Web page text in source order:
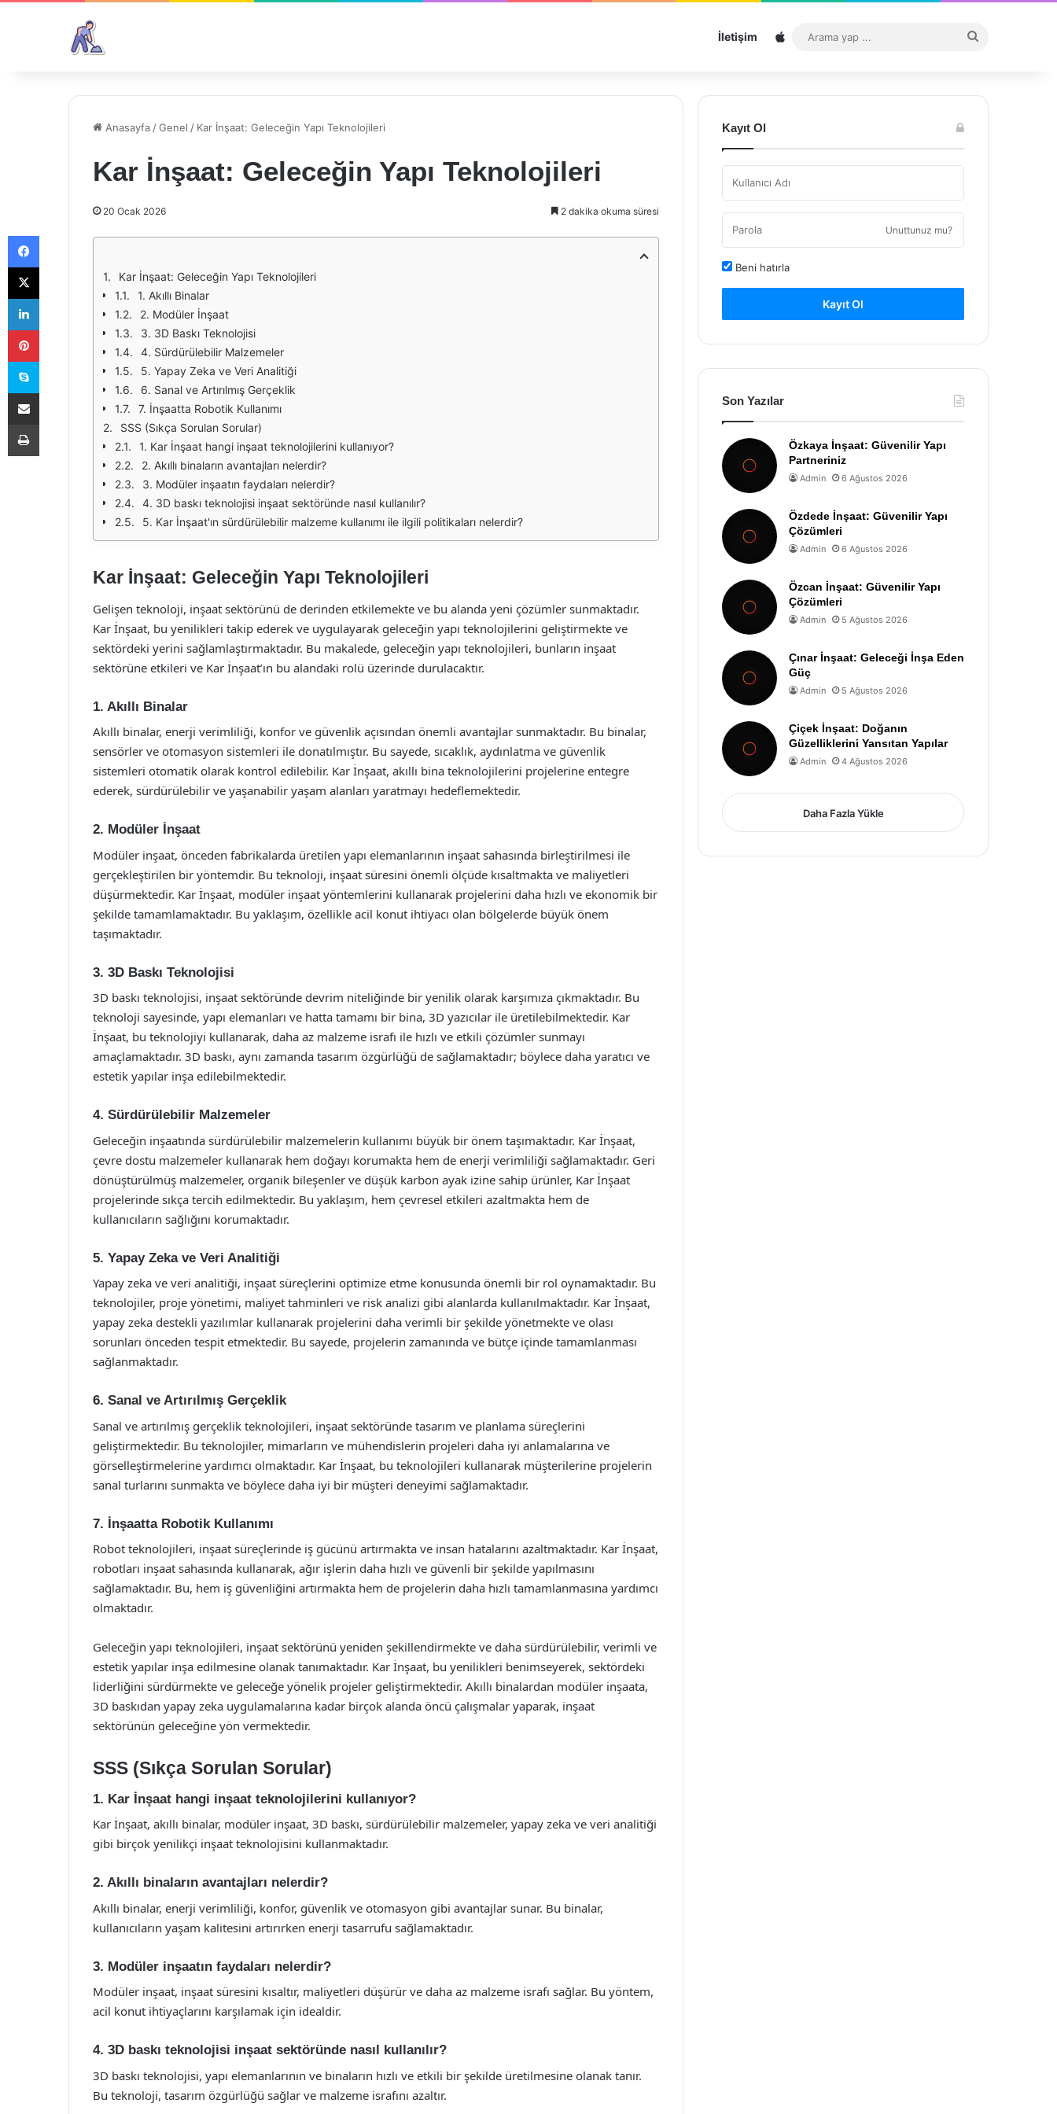
İletişim Sitemap
...
Anasayfa /Genel / Kar İnşaat: Geleceğin Yapı Teknolojileri
Kar İnşaat: Geleceğin Yapı Teknolojileri
20 Ocak 2026 2 dakika okuma süresi
Kar İnşaat: Geleceğin Yapı Teknolojileri
1. Akıllı Binalar
2. Modüler İnşaat
3. 3D Baskı Teknolojisi
4. Sürdürülebilir Malzemeler
5. Yapay Zeka ve Veri Analitiği
6. Sanal ve Artırılmış Gerçeklik
7. İnşaatta Robotik Kullanımı
SSS (Sıkça Sorulan Sorular)
1. Kar İnşaat hangi inşaat teknolojilerini kullanıyor?
2. Akıllı binaların avantajları nelerdir?
3. Modüler inşaatın faydaları nelerdir?
4. 3D baskı teknolojisi inşaat sektöründe nasıl kullanılır?
5. Kar İnşaat'ın sürdürülebilir malzeme kullanımı ile ilgili politikaları nelerdir?
Kar İnşaat: Geleceğin Yapı Teknolojileri
Gelişen teknoloji, inşaat sektörünü de derinden etkilemekte ve bu alanda yeni çözümler sunmaktadır.
Kar İnşaat, bu yenilikleri takip ederek ve uygulayarak geleceğin yapı teknolojilerini geliştirmekte ve
sektördeki yerini sağlamlaştırmaktadır. Bu makalede, geleceğin yapı teknolojileri, bunların inşaat
sektörüne etkileri ve Kar İnşaat’ın bu alandaki rolü üzerinde durulacaktır.
1. Akıllı Binalar
Akıllı binalar, enerji verimliliği, konfor ve güvenlik açısından önemli avantajlar sunmaktadır. Bu binalar,
sensörler ve otomasyon sistemleri ile donatılmıştır. Bu sayede, sıcaklık, aydınlatma ve güvenlik
sistemleri otomatik olarak kontrol edilebilir. Kar İnşaat, akıllı bina teknolojilerini projelerine entegre
ederek, sürdürülebilir ve yaşanabilir yaşam alanları yaratmayı hedeflemektedir.
2. Modüler İnşaat
Modüler inşaat, önceden fabrikalarda üretilen yapı elemanlarının inşaat sahasında birleştirilmesi ile
gerçekleştirilen bir yöntemdir. Bu teknoloji, inşaat süresini önemli ölçüde kısaltmakta ve maliyetleri
düşürmektedir. Kar İnşaat, modüler inşaat yöntemlerini kullanarak projelerini daha hızlı ve ekonomik bir
şekilde tamamlamaktadır. Bu yaklaşım, özellikle acil konut ihtiyacı olan bölgelerde büyük önem
taşımaktadır.
3. 3D Baskı Teknolojisi
3D baskı teknolojisi, inşaat sektöründe devrim niteliğinde bir yenilik olarak karşımıza çıkmaktadır. Bu
teknoloji sayesinde, yapı elemanları ve hatta tamamı bir bina, 3D yazıcılar ile üretilebilmektedir. Kar
İnşaat, bu teknolojiyi kullanarak, daha az malzeme israfı ile hızlı ve etkili çözümler sunmayı
amaçlamaktadır. 3D baskı, aynı zamanda tasarım özgürlüğü de sağlamaktadır; böylece daha yaratıcı ve
estetik yapılar inşa edilebilmektedir.
4. Sürdürülebilir Malzemeler
Geleceğin inşaatında sürdürülebilir malzemelerin kullanımı büyük bir önem taşımaktadır. Kar İnşaat,
çevre dostu malzemeler kullanarak hem doğayı korumakta hem de enerji verimliliği sağlamaktadır. Geri
dönüştürülmüş malzemeler, organik bileşenler ve düşük karbon ayak izine sahip ürünler, Kar İnşaat
projelerinde sıkça tercih edilmektedir. Bu yaklaşım, hem çevresel etkileri azaltmakta hem de
kullanıcıların sağlığını korumaktadır.
5. Yapay Zeka ve Veri Analitiği
Yapay zeka ve veri analitiği, inşaat süreçlerini optimize etme konusunda önemli bir rol oynamaktadır. Bu
teknolojiler, proje yönetimi, maliyet tahminleri ve risk analizi gibi alanlarda kullanılmaktadır. Kar İnşaat,
yapay zeka destekli yazılımlar kullanarak projelerini daha verimli bir şekilde yönetmekte ve olası
sorunları önceden tespit etmektedir. Bu sayede, projelerin zamanında ve bütçe içinde tamamlanması
sağlanmaktadır.
6. Sanal ve Artırılmış Gerçeklik
Sanal ve artırılmış gerçeklik teknolojileri, inşaat sektöründe tasarım ve planlama süreçlerini
geliştirmektedir. Bu teknolojiler, mimarların ve mühendislerin projeleri daha iyi anlamalarına ve
görselleştirmelerine yardımcı olmaktadır. Kar İnşaat, bu teknolojileri kullanarak müşterilerine projelerin
sanal turlarını sunmakta ve böylece daha iyi bir müşteri deneyimi sağlamaktadır.
7. İnşaatta Robotik Kullanımı
Robot teknolojileri, inşaat süreçlerinde iş gücünü artırmakta ve insan hatalarını azaltmaktadır. Kar İnşaat,
robotları inşaat sahasında kullanarak, ağır işlerin daha hızlı ve güvenli bir şekilde yapılmasını
sağlamaktadır. Bu, hem iş güvenliğini artırmakta hem de projelerin daha hızlı tamamlanmasına yardımcı
olmaktadır.
Geleceğin yapı teknolojileri, inşaat sektörünü yeniden şekillendirmekte ve daha sürdürülebilir, verimli ve
estetik yapılar inşa edilmesine olanak tanımaktadır. Kar İnşaat, bu yenilikleri benimseyerek, sektördeki
liderliğini sürdürmekte ve geleceğe yönelik projeler geliştirmektedir. Akıllı binalardan modüler inşaata,
3D baskıdan yapay zeka uygulamalarına kadar birçok alanda öncü çalışmalar yaparak, inşaat
sektörünün geleceğine yön vermektedir.
SSS (Sıkça Sorulan Sorular)
1. Kar İnşaat hangi inşaat teknolojilerini kullanıyor?
Kar İnşaat, akıllı binalar, modüler inşaat, 3D baskı, sürdürülebilir malzemeler, yapay zeka ve veri analitiği
gibi birçok yenilikçi inşaat teknolojisini kullanmaktadır.
2. Akıllı binaların avantajları nelerdir?
Akıllı binalar, enerji verimliliği, konfor, güvenlik ve otomasyon gibi avantajlar sunar. Bu binalar,
kullanıcıların yaşam kalitesini artırırken enerji tasarrufu sağlamaktadır.
3. Modüler inşaatın faydaları nelerdir?
Modüler inşaat, inşaat süresini kısaltır, maliyetleri düşürür ve daha az malzeme israfı sağlar. Bu yöntem,
acil konut ihtiyaçlarını karşılamak için idealdir.
4. 3D baskı teknolojisi inşaat sektöründe nasıl kullanılır?
3D baskı teknolojisi, yapı elemanlarının ve binaların hızlı ve etkili bir şekilde üretilmesine olanak tanır.
Bu teknoloji, tasarım özgürlüğü sağlar ve malzeme israfını azaltır.
Kayıt Ol
Unuttunuz mu?
Beni hatırla
Kayıt Ol
Son Yazılar
Özkaya İnşaat: Güvenilir Yapı
Partneriniz
Admin 6 Ağustos 2026
Özdede İnşaat: Güvenilir Yapı
Çözümleri
Admin 6 Ağustos 2026
Özcan İnşaat: Güvenilir Yapı
Çözümleri
Admin 5 Ağustos 2026
Çınar İnşaat: Geleceği İnşa Eden
Güç
Admin 5 Ağustos 2026
Çiçek İnşaat: Doğanın
Güzelliklerini Yansıtan Yapılar
Admin 4 Ağustos 2026
Daha Fazla Yükle
Facebook
X
LinkedIn
Pinterest
Skype
E-Posta ile paylaş